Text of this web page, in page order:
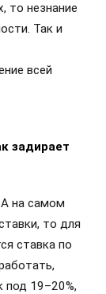
то незнание
Так и
всей
задирает
А на самом
то для
ставка по
под 19–20%,